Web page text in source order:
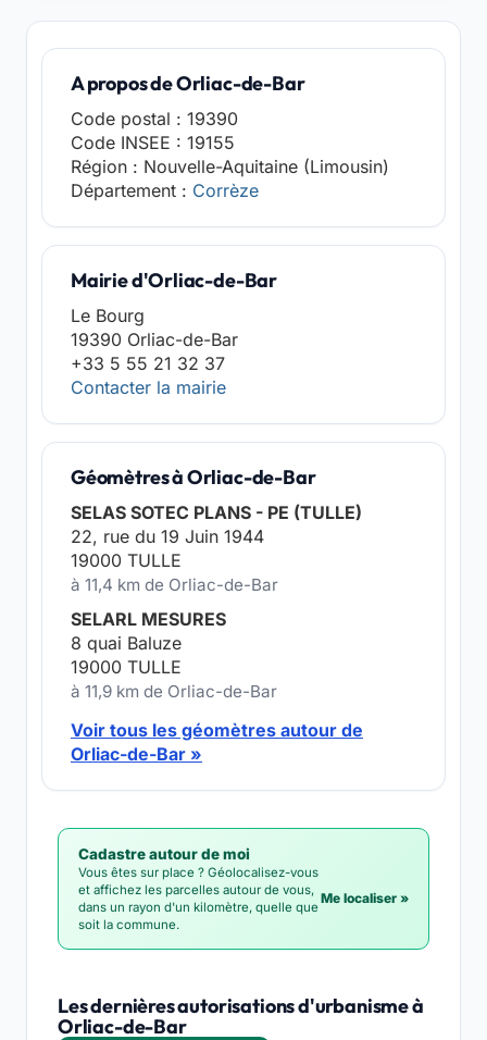
A propos de Orliac-de-Bar
Code postal : 19390
Code INSEE : 19155
Région : Nouvelle-Aquitaine (Limousin)
Département : Corrèze
Mairie d'Orliac-de-Bar
Le Bourg
19390 Orliac-de-Bar
+33 5 55 21 32 37
Contacter la mairie
Géomètres à Orliac-de-Bar
SELAS SOTEC PLANS - PE (TULLE)
22, rue du 19 Juin 1944
19000 TULLE
à 11,4 km de Orliac-de-Bar
SELARL MESURES
8 quai Baluze
19000 TULLE
à 11,9 km de Orliac-de-Bar
Voir tous les géomètres autour de
Orliac-de-Bar »
Cadastre autour de moi
Vous êtes sur place ? Géolocalisez-vous
et affichez les parcelles autour de vous,
dans un rayon d'un kilomètre, quelle que
soit la commune.
Me localiser »
Les dernières autorisations d'urbanisme à
Orliac-de-Bar